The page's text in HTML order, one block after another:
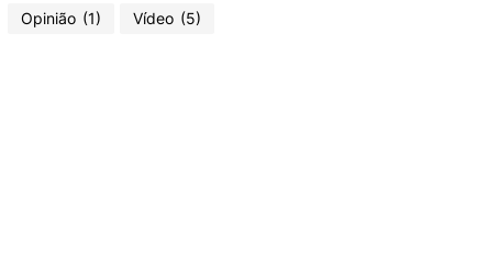
Opinião (1) Vídeo (5)